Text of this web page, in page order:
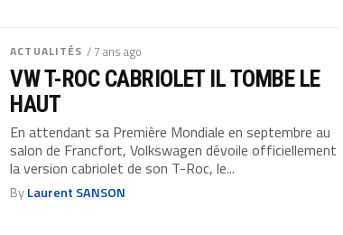
ACTUALITÉS / 7 ans ago
VW T-ROC CABRIOLET IL TOMBE LE
HAUT
En attendant sa Première Mondiale en septembre au
salon de Francfort, Volkswagen dévoile officiellement
la version cabriolet de son T-Roc, le...
ByLaurent SANSON